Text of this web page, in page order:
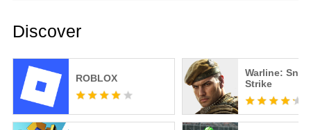
Discover
ROBLOX
Warline:
Strike